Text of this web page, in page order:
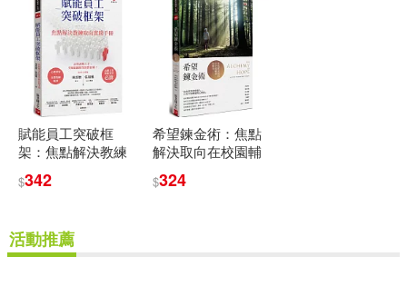
價格
範圍
-
賦能員工突破框
架：焦點解決教練
$342
希望鍊金術：焦點
解決取向在校園輔
$324
活動推薦